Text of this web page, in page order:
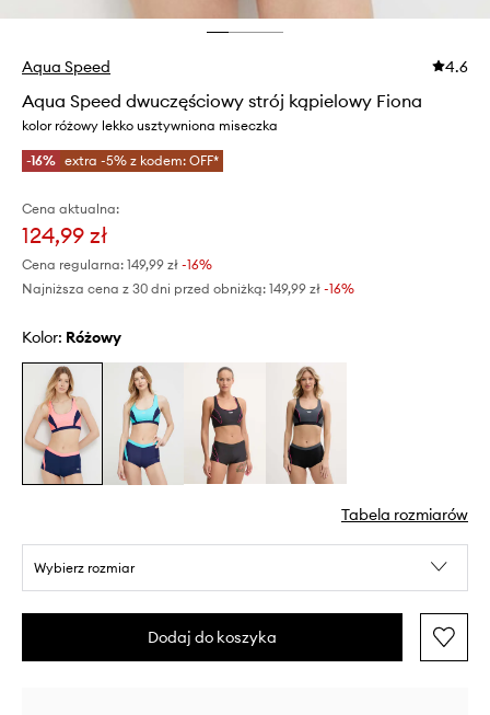
Aqua Speed 4.6
Aqua Speed dwuczęściowy strój kąpielowy Fiona
kolor różowy lekko usztywniona miseczka
-16% extra -5% z kodem: OFF*
Cena aktualna:
124,99 zł
Cena regularna: 149,99 zł -16%
Najniższa cena z 30 dni przed obniżką: 149,99 zł -16%
Kolor: różowy
Tabela rozmiarów
Wybierz rozmiar
Dodaj do koszyka